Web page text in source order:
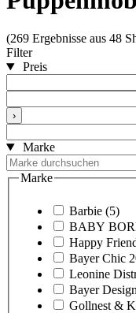
(269 Ergebnisse aus 48
Filter
Preis
›
Marke
Marke
Barbie (5)
BABY
Happy
Bayer Chic
Leonine
Bayer Design
Gollnest &